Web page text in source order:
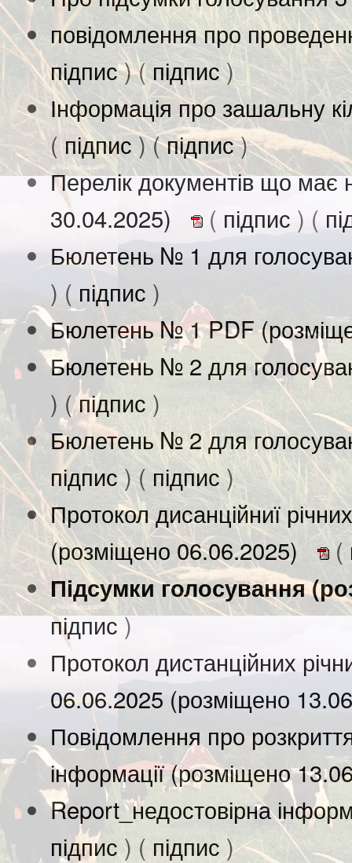
повідомлення про
підпис) (підпис)
Інформація про зашальну
(підпис) (підпис)
Перелік документів що має
30.04.2025)
( підпис ) (
Бюлетень № 1 для
) ( підпис )
Бюлетень № 1 PDF
Бюлетень № 2 для
) (підпис )
Бюлетень № 2 для
підпис) ( підпис)
Протокол дисанційниї
(розміщено 06.06.2025)
(
Підсумки голосування
підпис)
Протокол дистанційних
06.06.2025 (розміщено
Повідомлення про
інформації (розміщено
Report_недостовірна
підпис) (підпис )